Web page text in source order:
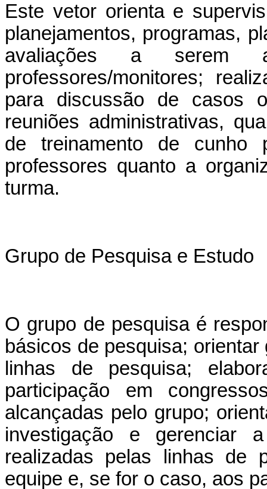
Este vetor orienta e
planejamentos, programas,
avaliações a serem
professores/monitores;
para discussão de casos
reuniões administrativas,
de treinamento de cunho
professores quanto a
turma.
Grupo de Pesquisa e Estudo
O grupo de pesquisa é
básicos de pesquisa;
linhas de pesquisa;
participação em
alcançadas pelo grupo;
investigação e gerenciar
realizadas pelas linhas de
equipe e, se for o caso, aos